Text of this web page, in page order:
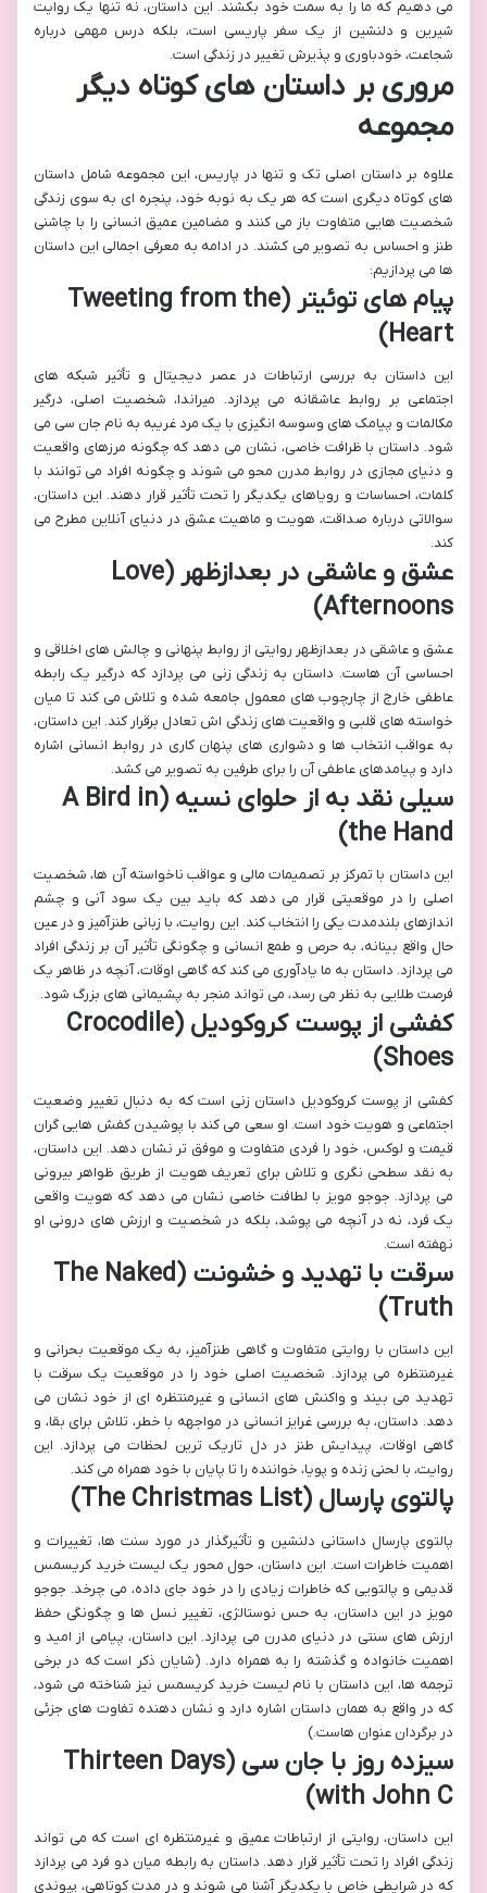
می دهیم که ما را به سمت خود بکشند. این داستان، نه تنها یک روایت
شیرین و دلنشین از یک سفر پاریسی است، بلکه درس مهمی درباره
شجاعت، خودباوری و پذیرش تغییر در زندگی است.
مروری بر داستان های کوتاه دیگر
مجموعه
علاوه بر داستان اصلی تک و تنها در پاریس، این مجموعه شامل داستان
های کوتاه دیگری است که هر یک به نوبه خود، پنجره ای به سوی زندگی
شخصیت هایی متفاوت باز می کنند و مضامین عمیق انسانی را با چاشنی
طنز و احساس به تصویر می کشند. در ادامه به معرفی اجمالی این داستان
ها می پردازیم:
پیام های توئیتر (Tweeting from the
Heart)
این داستان به بررسی ارتباطات در عصر دیجیتال و تأثیر شبکه های
اجتماعی بر روابط عاشقانه می پردازد. میراندا، شخصیت اصلی، درگیر
مکالمات و پیامک های وسوسه انگیزی با یک مرد غریبه به نام جان سی می
شود. داستان با ظرافت خاصی، نشان می دهد که چگونه مرزهای واقعیت
و دنیای مجازی در روابط مدرن محو می شوند و چگونه افراد می توانند با
کلمات، احساسات و رویاهای یکدیگر را تحت تأثیر قرار دهند. این داستان،
سوالاتی درباره صداقت، هویت و ماهیت عشق در دنیای آنلاین مطرح می
کند.
عشق و عاشقی در بعدازظهر (Love
Afternoons)
عشق و عاشقی در بعدازظهر روایتی از روابط پنهانی و چالش های اخلاقی و
احساسی آن هاست. داستان به زندگی زنی می پردازد که درگیر یک رابطه
عاطفی خارج از چارچوب های معمول جامعه شده و تلاش می کند تا میان
خواسته های قلبی و واقعیت های زندگی اش تعادل برقرار کند. این داستان،
به عواقب انتخاب ها و دشواری های پنهان کاری در روابط انسانی اشاره
دارد و پیامدهای عاطفی آن را برای طرفین به تصویر می کشد.
سیلی نقد به از حلوای نسیه (A Bird in
the Hand)
این داستان با تمرکز بر تصمیمات مالی و عواقب ناخواسته آن ها، شخصیت
اصلی را در موقعیتی قرار می دهد که باید بین یک سود آنی و چشم
اندازهای بلندمدت یکی را انتخاب کند. این روایت، با زبانی طنزآمیز و در عین
حال واقع بینانه، به حرص و طمع انسانی و چگونگی تأثیر آن بر زندگی افراد
می پردازد. داستان به ما یادآوری می کند که گاهی اوقات، آنچه در ظاهر یک
فرصت طلایی به نظر می رسد، می تواند منجر به پشیمانی های بزرگ شود.
کفشی از پوست کروکودیل (Crocodile
Shoes)
کفشی از پوست کروکودیل داستان زنی است که به دنبال تغییر وضعیت
اجتماعی و هویت خود است. او سعی می کند با پوشیدن کفش هایی گران
قیمت و لوکس، خود را فردی متفاوت و موفق تر نشان دهد. این داستان،
به نقد سطحی نگری و تلاش برای تعریف هویت از طریق ظواهر بیرونی
می پردازد. جوجو مویز با لطافت خاصی نشان می دهد که هویت واقعی
یک فرد، نه در آنچه می پوشد، بلکه در شخصیت و ارزش های درونی او
نهفته است.
سرقت با تهدید و خشونت (The Naked
Truth)
این داستان با روایتی متفاوت و گاهی طنزآمیز، به یک موقعیت بحرانی و
غیرمنتظره می پردازد. شخصیت اصلی خود را در موقعیت یک سرقت با
تهدید می بیند و واکنش های انسانی و غیرمنتظره ای از خود نشان می
دهد. داستان، به بررسی غرایز انسانی در مواجهه با خطر، تلاش برای بقا، و
گاهی اوقات، پیدایش طنز در دل تاریک ترین لحظات می پردازد. این
روایت، با لحنی زنده و پویا، خواننده را تا پایان با خود همراه می کند.
پالتوی پارسال (The Christmas List)
پالتوی پارسال داستانی دلنشین و تأثیرگذار در مورد سنت ها، تغییرات و
اهمیت خاطرات است. این داستان، حول محور یک لیست خرید کریسمس
قدیمی و پالتویی که خاطرات زیادی را در خود جای داده، می چرخد. جوجو
مویز در این داستان، به حس نوستالژی، تغییر نسل ها و چگونگی حفظ
ارزش های سنتی در دنیای مدرن می پردازد. این داستان، پیامی از امید و
اهمیت خانواده و گذشته را به همراه دارد. (شایان ذکر است که در برخی
ترجمه ها، این داستان با نام لیست خرید کریسمس نیز شناخته می شود،
که در واقع به همان داستان اشاره دارد و نشان دهنده تفاوت های جزئی
در برگردان عنوان هاست.)
سیزده روز با جان سی (Thirteen Days
with John C)
این داستان، روایتی از ارتباطات عمیق و غیرمنتظره ای است که می تواند
زندگی افراد را تحت تأثیر قرار دهد. داستان به رابطه میان دو فرد می پردازد
که در شرایطی خاص با یکدیگر آشنا می شوند و در مدت کوتاهی، پیوندی